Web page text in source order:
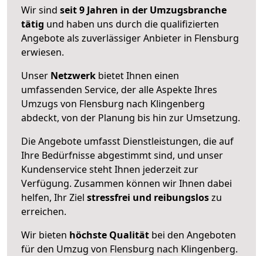
Wir sind seit 9 Jahren in der Umzugsbranche
tätig und haben uns durch die qualifizierten
Angebote als zuverlässiger Anbieter in Flensburg
erwiesen.
Unser Netzwerk bietet Ihnen einen
umfassenden Service, der alle Aspekte Ihres
Umzugs von Flensburg nach Klingenberg
abdeckt, von der Planung bis hin zur Umsetzung.
Die Angebote umfasst Dienstleistungen, die auf
Ihre Bedürfnisse abgestimmt sind, und unser
Kundenservice steht Ihnen jederzeit zur
Verfügung. Zusammen können wir Ihnen dabei
helfen, Ihr Ziel stressfrei und reibungsloszu
erreichen.
Wir bieten höchste Qualität bei den Angeboten
für den Umzug von Flensburg nach Klingenberg.